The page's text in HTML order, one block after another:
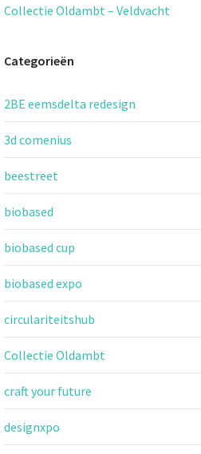
Collectie Oldambt – Veldvacht
Categorieën
2BE eemsdelta redesign
3d comenius
beestreet
biobased
biobased cup
biobased expo
circulariteitshub
Collectie Oldambt
craft your future
designxpo